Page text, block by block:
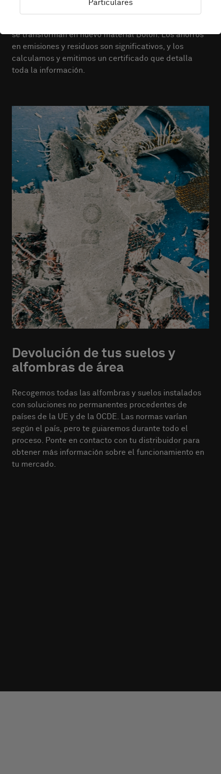
se transforman en nuevo material Bolon. Los ahorros
en emisiones y residuos son significativos, y los
calculamos y emitimos un certificado que detalla
toda la información.
Devolución de tus suelos y
alfombras de área
Recogemos todas las alfombras y suelos instalados
con soluciones no permanentes procedentes de
países de la UE y de la OCDE. Las normas varían
según el país, pero te guiaremos durante todo el
proceso. Ponte en contacto con tu distribuidor para
obtener más información sobre el funcionamiento en
tu mercado.
Particulares